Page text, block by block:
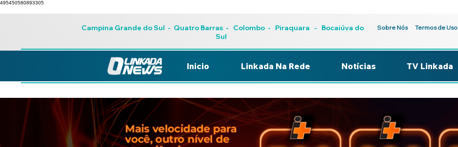
495450580893305
Campina Grande do Sul - Quatro Barras- Colombo- Piraquara - Bocaiúva do
Sul
Sobre Nós Termos de Uso
Inicio Linkada Na Rede Notícias TV Linkada